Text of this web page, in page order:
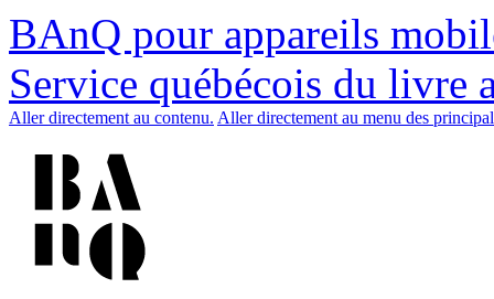
BAnQ pour appareils
Service québécois du livre
Aller directement au contenu. Aller directement au menu des